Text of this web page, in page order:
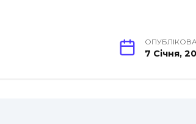
7 Січня,